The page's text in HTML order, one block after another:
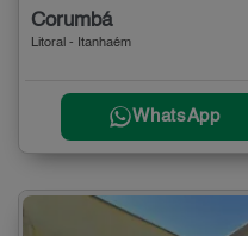
Corumbá
Litoral - Itanhaém
WhatsApp